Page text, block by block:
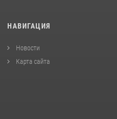
НАВИГАЦИЯ
Новости
Карта сайта